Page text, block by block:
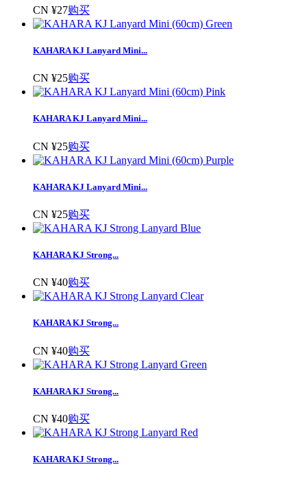
CN ¥27购买
KAHARA KJ Lanyard Mini...
CN ¥25购买
KAHARA KJ Lanyard Mini...
CN ¥25购买
KAHARA KJ Lanyard Mini...
CN ¥25购买
KAHARA KJ Strong...
CN ¥40购买
KAHARA KJ Strong...
CN ¥40购买
KAHARA KJ Strong...
CN ¥40购买
KAHARA KJ Strong...